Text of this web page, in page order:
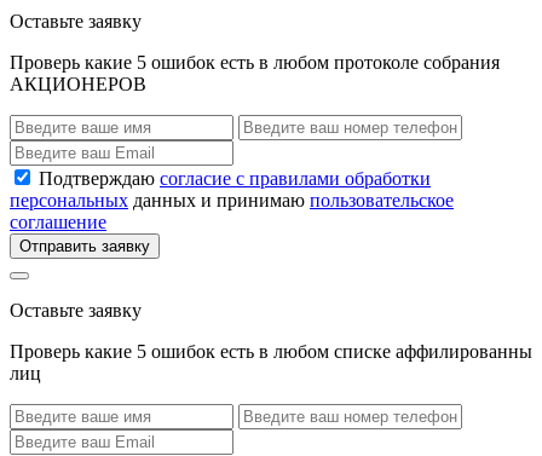
Оставьте заявку
Проверь какие 5 ошибок есть в любом протоколе собрания
АКЦИОНЕРОВ
Подтверждаю согласие с правилами обработки
персональных данных и принимаю пользовательское
соглашение
Отправить заявку
Оставьте заявку
Проверь какие 5 ошибок есть в любом списке аффилированны
лиц